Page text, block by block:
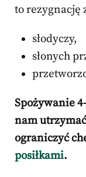
to rezygnację
słodyczy,
słonych
Spożywanie
nam
ograniczyć
posiłkami.